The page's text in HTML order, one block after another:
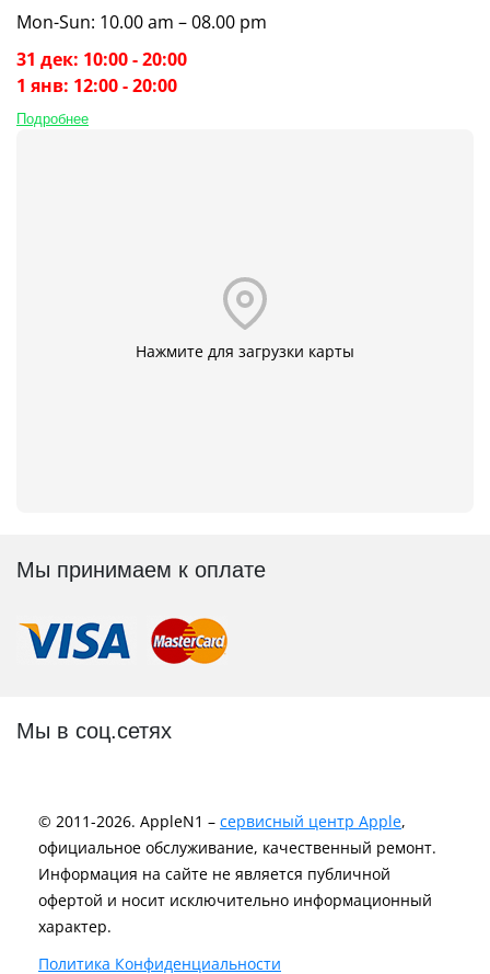
Mon-Sun: 10.00 am – 08.00 pm
31 дек: 10:00 - 20:00
1 янв: 12:00 - 20:00
Подробнее
Нажмите для загрузки карты
Мы принимаем к оплате
Мы в соц.сетях
© 2011-2026. AppleN1 – сервисный центр Apple,
официальное обслуживание, качественный ремонт.
Информация на сайте не является публичной
офертой и носит исключительно информационный
характер.
Политика Конфиденциальности